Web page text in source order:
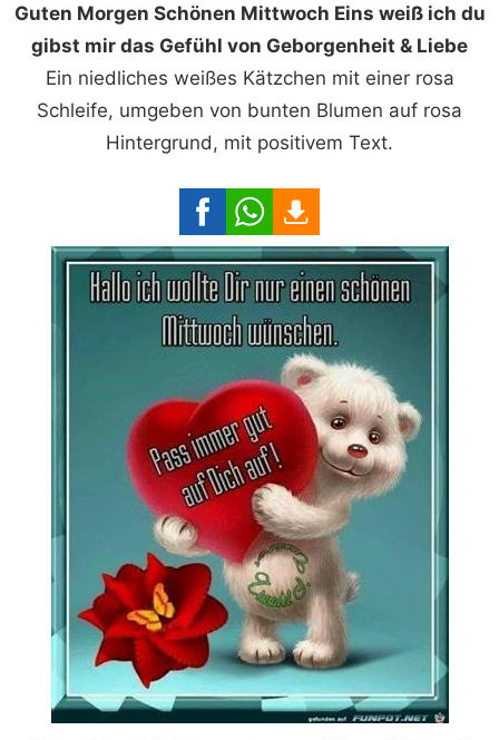
Guten Morgen Schönen Mittwoch Eins weiß ich du
gibst mir das Gefühl von Geborgenheit & Liebe
Ein niedliches weißes Kätzchen mit einer rosa
Schleife, umgeben von bunten Blumen auf rosa
Hintergrund, mit positivem Text.